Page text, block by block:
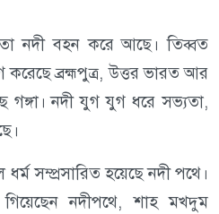
নদী বহন করে আছে। তিব্বত
ব্রহ্মপুত্র, উত্তর ভারত আর
গঙ্গা। নদী যুগ যুগ ধরে সভ্যতা,
সম্প্রসারিত হয়েছে নদী পথে।
নদীপথে, শাহ মখদুম